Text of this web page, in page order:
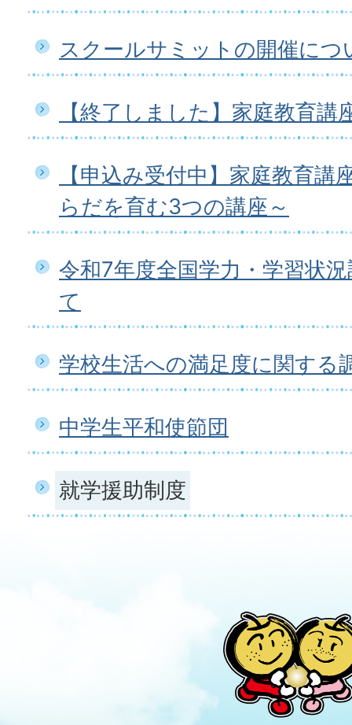
スクールサミットの開催につ
【終了しました】家庭教育講
【申込み受付中】家庭教育講
らだを育む3つの講座～
令和7年度全国学力・学習状
て
学校生活への満足度に関する
中学生平和使節団
就学援助制度